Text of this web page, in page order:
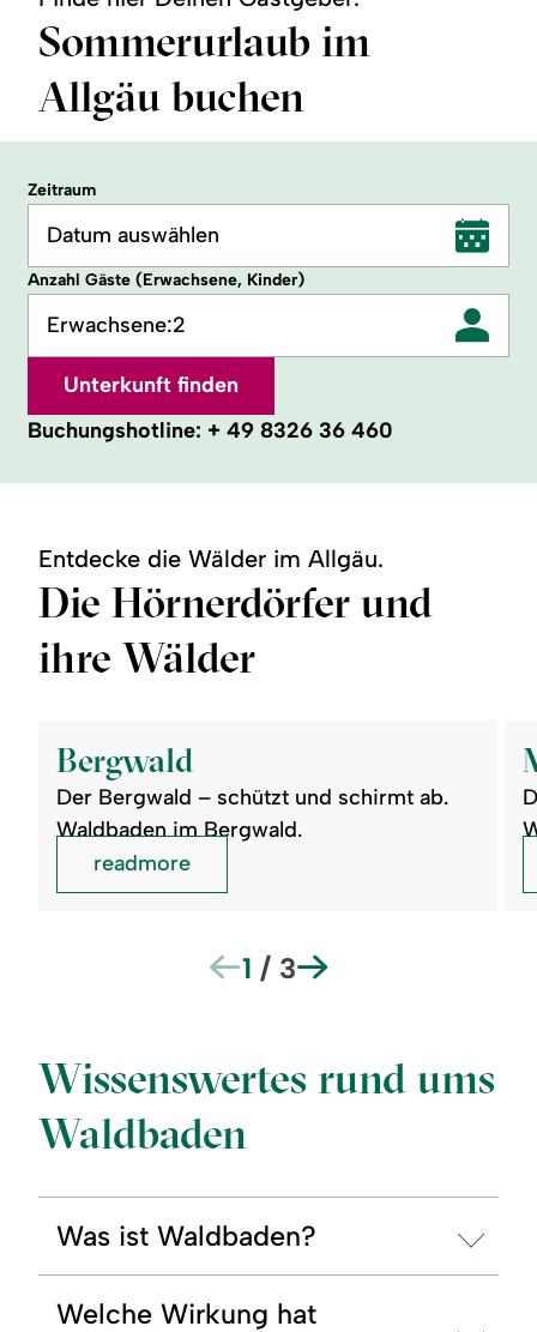
Sommerurlaub im
Allgäu buchen
Zeitraum
Datum auswählen
Anzahl Gäste (Erwachsene, Kinder)
2
Erwachsene:
Unterkunft finden
Buchungshotline: + 49 8326 36 460
Entdecke die Wälder im Allgäu.
Die Hörnerdörfer und
ihre Wälder
Bergwald
Der Bergwald – schützt und schirmt ab.
Waldbaden im Bergwald.
Bergwald
readmore
1 / 3
Wissenswertes rund ums
Waldbaden
Was ist Waldbaden?
Welche Wirkung hat